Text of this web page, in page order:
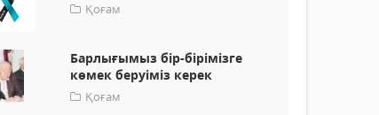
Қоғам
Барлығымыз бір-бірімізге
көмек беруіміз керек
Қоғам